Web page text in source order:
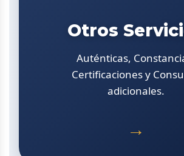
Otros
Auténticas,
Certificaciones y
adicionales.
→